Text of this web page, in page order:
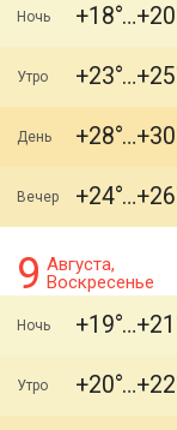
Ночь +18 +20
Утро +23 +25
День +28 +30
Вечер +24 +26
9 Августа,
Воскресенье
Ночь +19 +21
Утро +20 +22